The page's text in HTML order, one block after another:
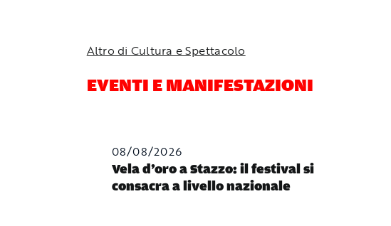
Altro di Cultura e Spettacolo
EVENTI E MANIFESTAZIONI
08/08/2026
Vela d’oro a Stazzo: il festival si
consacra a livello nazionale